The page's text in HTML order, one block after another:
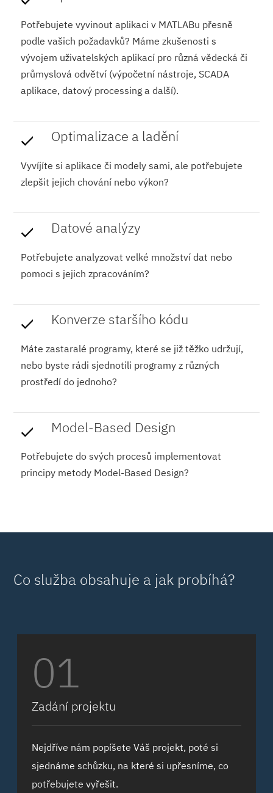
Potřebujete vyvinout aplikaci v MATLABu přesně
podle vašich požadavků? Máme zkušenosti s
vývojem uživatelských aplikací pro různá vědecká či
průmyslová odvětví (výpočetní nástroje, SCADA
aplikace, datový processing a další).
Optimalizace a ladění
Vyvíjíte si aplikace či modely sami, ale potřebujete
zlepšit jejich chování nebo výkon?
Datové analýzy
Potřebujete analyzovat velké množství dat nebo
pomoci s jejich zpracováním?
Konverze staršího kódu
Máte zastaralé programy, které se již těžko udržují,
nebo byste rádi sjednotili programy z různých
prostředí do jednoho?
Model-Based Design
Potřebujete do svých procesů implementovat
principy metody Model-Based Design?
Co služba obsahuje a jak probíhá?
01
Zadání projektu
Nejdříve nám popíšete Váš projekt, poté si
sjednáme schůzku, na které si upřesníme, co
potřebujete vyřešit.